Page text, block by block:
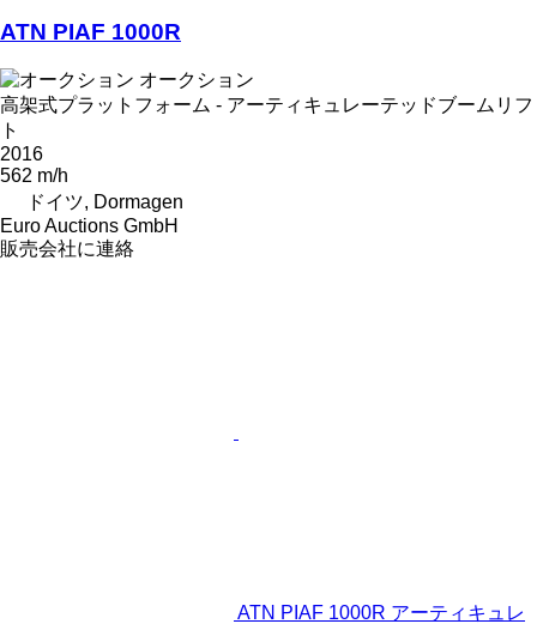
ATN PIAF 1000R
オークション
高架式プラットフォーム - アーティキュレーテッドブームリフ
ト
2016
562 m/h
ドイツ, Dormagen
Euro Auctions GmbH
販売会社に連絡
ATN PIAF 1000R アーティキュレ